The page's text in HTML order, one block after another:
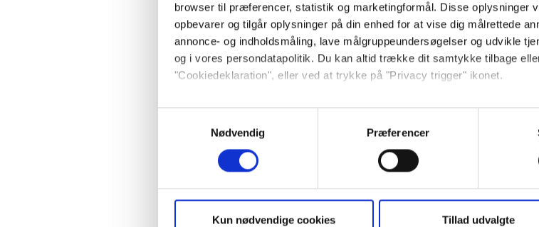
browser til præferencer, statistik og marketingformål. Disse oplysninger
opbevarer og tilgår oplysninger på din enhed for at vise dig målrettede
annonce- og indholdsmåling, lave målgruppeundersøgelser og udvikle
og i vores persondatapolitik. Du kan altid trække dit samtykke tilbage
"Cookiedeklaration", eller ved at trykke på "Privacy trigger" ikonet.
Hvis du tillader det, vil vi også gerne:
Indsamle præcise oplysninger om din placering, der kan være
Identificere din enhed baseret på en scanning af dens unikke
Dine valg anvendes på hele websitet.
Vi ønsker dit samtykke til, at vi må bruge egne cookies og cookies fra
Nødvendig
Præferencer
Kun nødvendige cookies Tillad udvalgte